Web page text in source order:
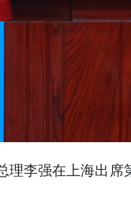
理李强在上海出